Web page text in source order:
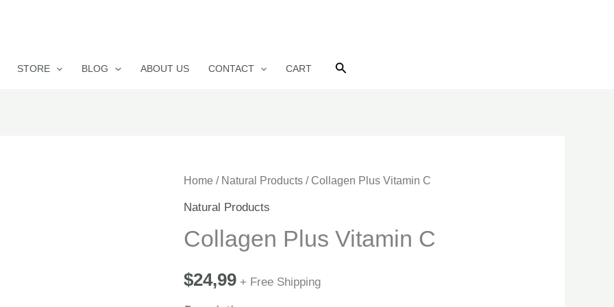
STORE BLOG ABOUT US CONTACT CART Search
Home / Natural Products/ Collagen Plus Vitamin C
Natural Products
Collagen Plus Vitamin C
$24,99 + Free Shipping